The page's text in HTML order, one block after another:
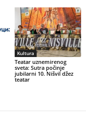
Kultura
Teatar uznemirenog
sveta: Sutra počinje
jubilarni 10. Nišvil džez
teatar